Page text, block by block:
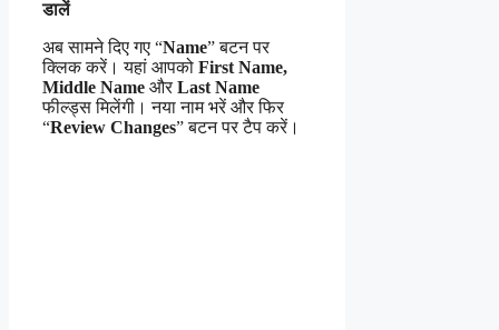
डालें
अब सामने दिए गए “Name” बटन पर
क्लिक करें। यहां आपको First Name,
Middle Name और Last Name
फील्ड्स मिलेंगी। नया नाम भरें और फिर
“Review Changes” बटन पर टैप करें।